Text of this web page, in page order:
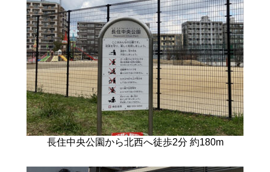
長住中央公園から北西へ徒歩2分 約180m